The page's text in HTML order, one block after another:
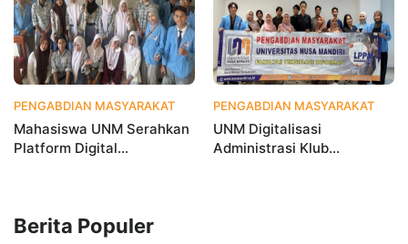
PENGABDIAN MASYARAKAT 1 bulan yang lalu
Mahasiswa UNM Serahkan
Platform Digital
PENGABDIAN MASYARAKAT
UNM Digitalisasi
Administrasi Klub
Berita Populer